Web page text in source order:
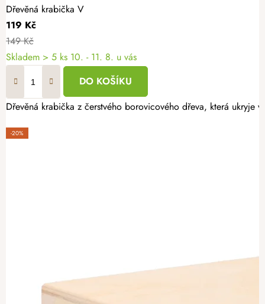
Dřevěná krabička V
119 Kč
149 Kč
Skladem > 5 ks 10. - 11. 8. u vás
DO KOŠÍKU
Dřevěná krabička z čerstvého borovicového dřeva, která ukryje
-20%